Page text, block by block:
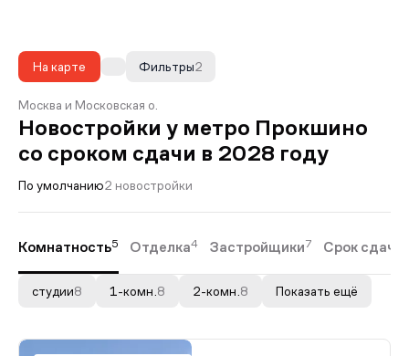
На карте 2
Фильтры
Москва и Московская о.
Новостройки у метро Прокшино
со сроком сдачи в 2028 году
По умолчанию2 новостройки
Комнатность5 Отделка4 Застройщики7 Срок сдачи
студии8 1-комн. 8 2-комн. 8 Показать ещё